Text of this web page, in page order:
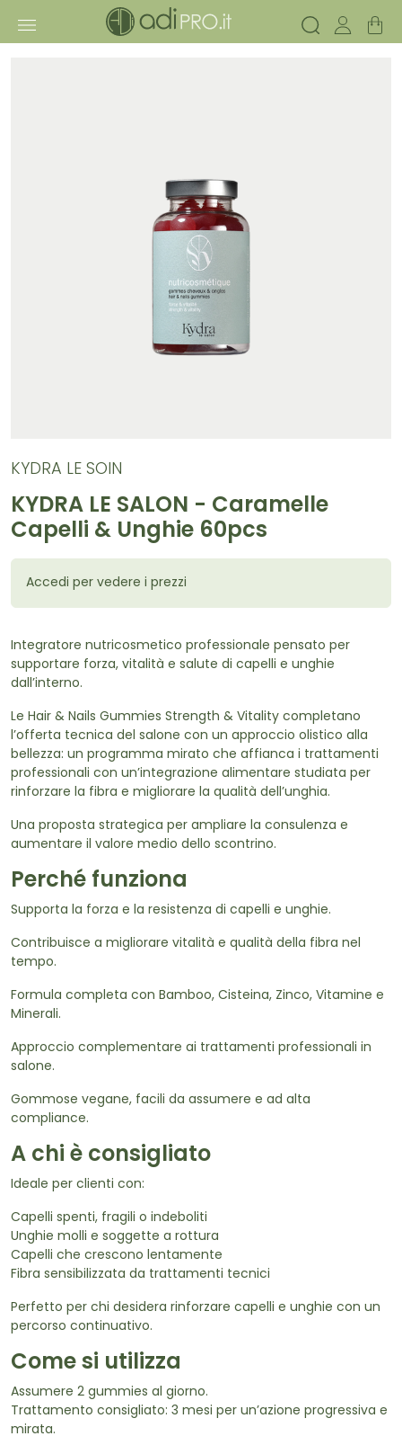
KYDRA LE SOIN
KYDRA LE SALON - Caramelle
Capelli & Unghie 60pcs
Accedi per vedere i prezzi
Integratore nutricosmetico professionale pensato per
supportare forza, vitalità e salute di capelli e unghie
dall’interno.
Le Hair & Nails Gummies Strength & Vitality completano
l’offerta tecnica del salone con un approccio olistico alla
bellezza: un programma mirato che affianca i trattamenti
professionali con un’integrazione alimentare studiata per
rinforzare la fibra e migliorare la qualità dell’unghia.
Una proposta strategica per ampliare la consulenza e
aumentare il valore medio dello scontrino.
Perché funziona
Supporta la forza e la resistenza di capelli e unghie.
Contribuisce a migliorare vitalità e qualità della fibra nel
tempo.
Formula completa con Bamboo, Cisteina, Zinco, Vitamine e
Minerali.
Approccio complementare ai trattamenti professionali in
salone.
Gommose vegane, facili da assumere e ad alta
compliance.
A chi è consigliato
Ideale per clienti con:
Capelli spenti, fragili o indeboliti
Unghie molli e soggette a rottura
Capelli che crescono lentamente
Fibra sensibilizzata da trattamenti tecnici
Perfetto per chi desidera rinforzare capelli e unghie con un
percorso continuativo.
Come si utilizza
Assumere 2 gummies al giorno.
Trattamento consigliato: 3 mesi per un’azione progressiva e
mirata.